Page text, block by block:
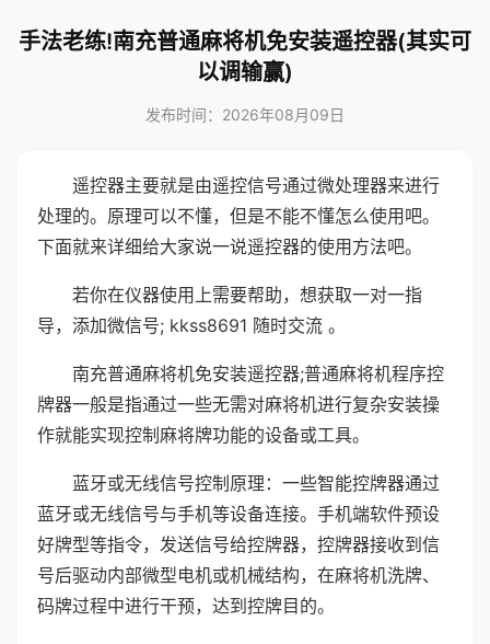
手法老练!南充普通麻将机免安装遥控器(其实可
以调输赢)
发布时间：2026年08月09日
遥控器主要就是由遥控信号通过微处理器来进行
处理的。原理可以不懂，但是不能不懂怎么使用吧。
下面就来详细给大家说一说遥控器的使用方法吧。
若你在仪器使用上需要帮助，想获取一对一指
导，添加微信号; kkss8691 随时交流 。
南充普通麻将机免安装遥控器;普通麻将机程序控
牌器一般是指通过一些无需对麻将机进行复杂安装操
作就能实现控制麻将牌功能的设备或工具。
蓝牙或无线信号控制原理：一些智能控牌器通过
蓝牙或无线信号与手机等设备连接。手机端软件预设
好牌型等指令，发送信号给控牌器，控牌器接收到信
号后驱动内部微型电机或机械结构，在麻将机洗牌、
码牌过程中进行干预，达到控牌目的。